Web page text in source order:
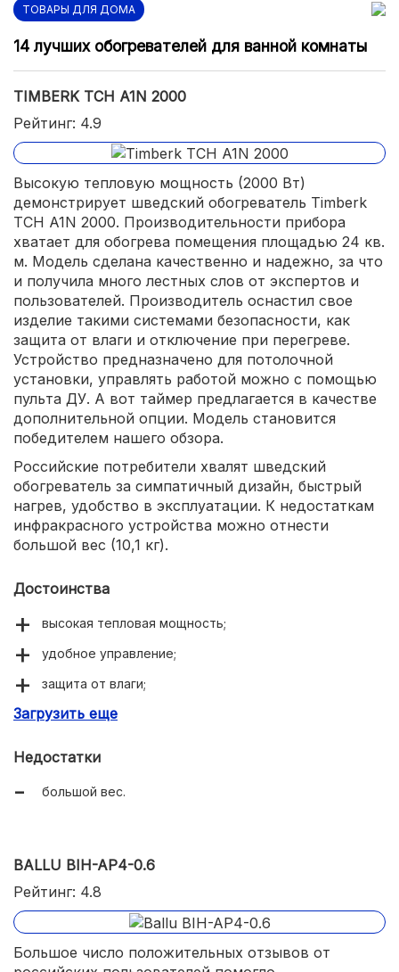
ТОВАРЫ ДЛЯ ДОМА
14 лучших обогревателей для ванной комнаты
TIMBERK TCH A1N 2000
Рейтинг: 4.9
Высокую тепловую мощность (2000 Вт)
демонстрирует шведский обогреватель Timberk
TCH A1N 2000. Производительности прибора
хватает для обогрева помещения площадью 24 кв.
м. Модель сделана качественно и надежно, за что
и получила много лестных слов от экспертов и
пользователей. Производитель оснастил свое
изделие такими системами безопасности, как
защита от влаги и отключение при перегреве.
Устройство предназначено для потолочной
установки, управлять работой можно с помощью
пульта ДУ. А вот таймер предлагается в качестве
дополнительной опции. Модель становится
победителем нашего обзора.
Российские потребители хвалят шведский
обогреватель за симпатичный дизайн, быстрый
нагрев, удобство в эксплуатации. К недостаткам
инфракрасного устройства можно отнести
большой вес (10,1 кг).
Достоинства
высокая тепловая мощность;
удобное управление;
защита от влаги;
симпатичный дизайн.
Загрузить еще
Недостатки
большой вес.
BALLU BIH-AP4-0.6
Рейтинг: 4.8
Большое число положительных отзывов от